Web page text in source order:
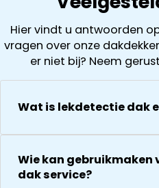
Hier vindt u antwoorden
vragen over onze
er niet bij? Neem
Wat is lekdetectie dak
Wie kan gebruikmaken
dak service?